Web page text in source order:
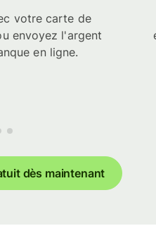
votre carte de
envoyez l'argent
en ligne.
dès maintenant